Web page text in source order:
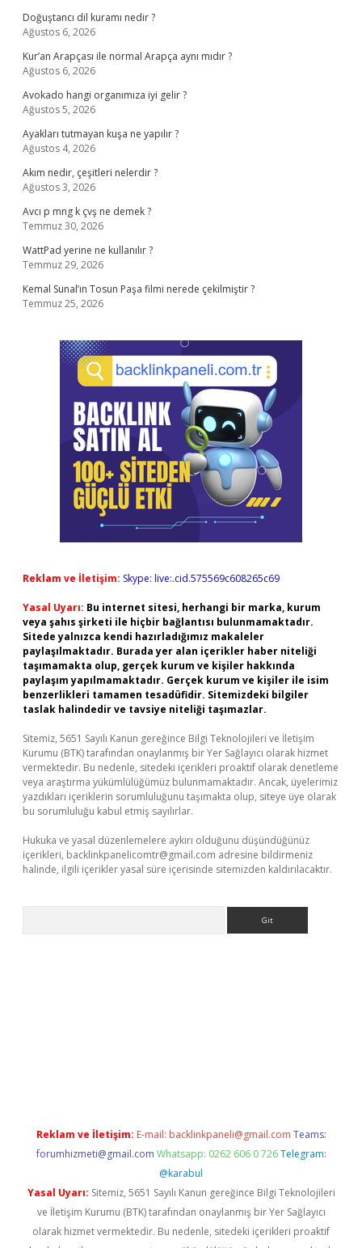
Doğuştancı dil kuramı nedir ?
Ağustos 6, 2026
Kur’an Arapçası ile normal Arapça aynı mıdır ?
Ağustos 6, 2026
Avokado hangi organımıza iyi gelir ?
Ağustos 5, 2026
Ayakları tutmayan kuşa ne yapılır ?
Ağustos 4, 2026
Akım nedir, çeşitleri nelerdir ?
Ağustos 3, 2026
Avcı p mng k çvş ne demek ?
Temmuz 30, 2026
WattPad yerine ne kullanılır ?
Temmuz 29, 2026
Kemal Sunal’ın Tosun Paşa filmi nerede çekilmiştir ?
Temmuz 25, 2026
Reklam ve İletişim: Skype: live:.cid.575569c608265c69
Yasal Uyarı: Bu internet sitesi, herhangi bir marka, kurum
veya şahıs şirketi ile hiçbir bağlantısı bulunmamaktadır.
Sitede yalnızca kendi hazırladığımız makaleler
paylaşılmaktadır. Burada yer alan içerikler haber niteliği
taşımamakta olup, gerçek kurum ve kişiler hakkında
paylaşım yapılmamaktadır. Gerçek kurum ve kişiler ile isim
benzerlikleri tamamen tesadüfidir. Sitemizdeki bilgiler
taslak halindedir ve tavsiye niteliği taşımazlar.
Sitemiz, 5651 Sayılı Kanun gereğince Bilgi Teknolojileri ve İletişim
Kurumu (BTK) tarafından onaylanmış bir Yer Sağlayıcı olarak hizmet
vermektedir. Bu nedenle, sitedeki içerikleri proaktif olarak denetleme
veya araştırma yükümlülüğümüz bulunmamaktadır. Ancak, üyelerimiz
yazdıkları içeriklerin sorumluluğunu taşımakta olup, siteye üye olarak
bu sorumluluğu kabul etmiş sayılırlar.
Hukuka ve yasal düzenlemelere aykırı olduğunu düşündüğünüz
içerikleri, backlinkpanelicomtr@gmail.com adresine bildirmeniz
halinde, ilgili içerikler yasal süre içerisinde sitemizden kaldırılacaktır.
Reklam ve İletişim: E-mail: backlinkpaneli@gmail.com Teams:
forumhizmeti@gmail.com Whatsapp: 0262 606 0 726 Telegram:
@karabul
Yasal Uyarı: Sitemiz, 5651 Sayılı Kanun gereğince Bilgi Teknolojileri
ve İletişim Kurumu (BTK) tarafından onaylanmış bir Yer Sağlayıcı
olarak hizmet vermektedir. Bu nedenle, sitedeki içerikleri proaktif